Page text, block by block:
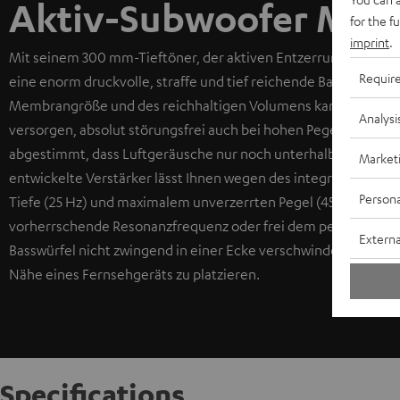
Aktiv-Subwoofer M
Mit seinem 300 mm-Tieftöner, der aktiven Entzerrung und
eine enorm druckvolle, straffe und tief reichende
Membrangröße und des reichhaltigen Volumens kann dieser
versorgen, absolut störungsfrei auch bei hohen Pegeln. Denn
abgestimmt, dass Luftgeräusche nur noch unterhalb des
entwickelte Verstärker lässt Ihnen wegen des integrierten
Tiefe (25 Hz) und maximalem unverzerrten Pegel (45 Hz). So
vorherrschende Resonanzfrequenz oder frei dem
Basswürfel nicht zwingend in einer Ecke verschwinden muss,
Nähe eines Fernsehgeräts zu platzieren.
for the
imprint